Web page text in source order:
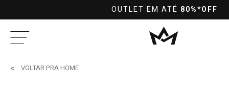
OUTLET EM ATÉ 80%*OFF
VOLTAR PRA HOME